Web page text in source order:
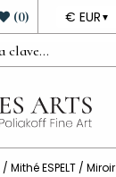
DEVISE
€ EUR ▼
(0)
/ Mithé ESPELT / Miroir